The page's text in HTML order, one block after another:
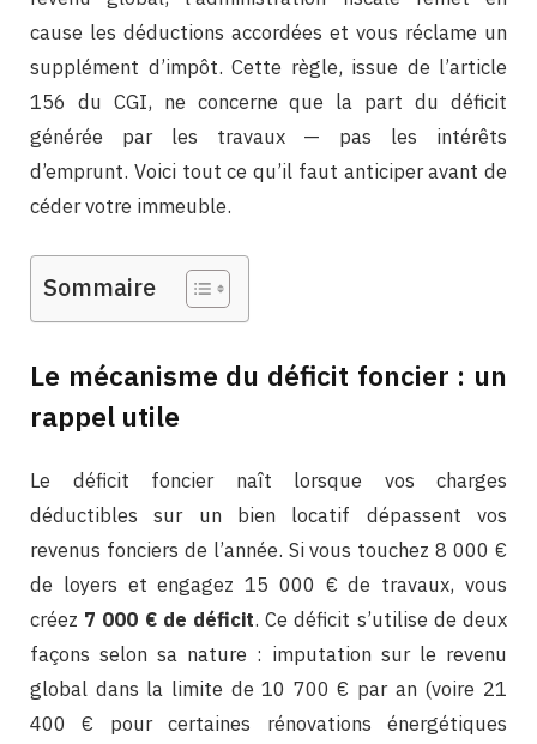
cause les déductions accordées et vous réclame un
supplément d’impôt. Cette règle, issue de l’article
156 du CGI, ne concerne que la part du déficit
générée par les travaux — pas les intérêts
d’emprunt. Voici tout ce qu’il faut anticiper avant de
céder votre immeuble.
Sommaire
Le mécanisme du déficit foncier : un
rappel utile
Le déficit foncier naît lorsque vos charges
déductibles sur un bien locatif dépassent vos
revenus fonciers de l’année. Si vous touchez 8 000 €
de loyers et engagez 15 000 € de travaux, vous
créez 7 000 € de déficit. Ce déficit s’utilise de deux
façons selon sa nature : imputation sur le revenu
global dans la limite de 10 700 € par an (voire 21
400 € pour certaines rénovations énergétiques